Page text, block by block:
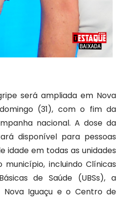
será ampliada em Nova
(31), com o fim da
nacional. A dose da
disponível para pessoas
idade em todas as unidades
incluindo Clínicas
de Saúde (UBSs), a
Nova Iguaçu e o Centro de